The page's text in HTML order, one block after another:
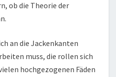
ob die Theorie der
an die Jackenkanten
muss, die rollen sich
hochgezogenen Fäden